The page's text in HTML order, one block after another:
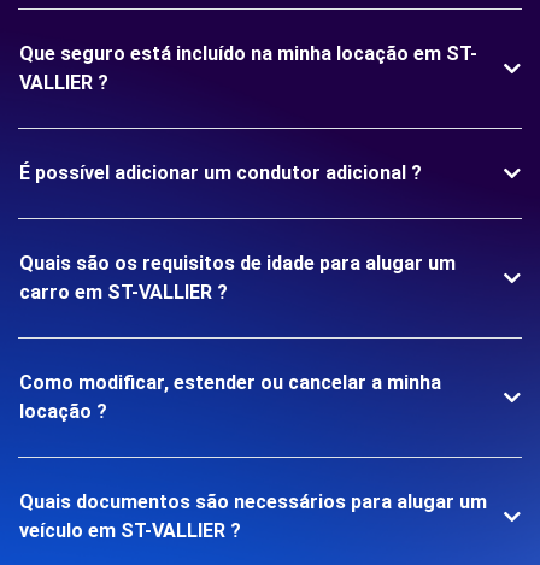
Que seguro está incluído na minha locação em ST-
VALLIER ?
É possível adicionar um condutor adicional ?
Quais são os requisitos de idade para alugar um
carro em ST-VALLIER ?
Como modificar, estender ou cancelar a minha
locação ?
Quais documentos são necessários para alugar um
veículo em ST-VALLIER ?